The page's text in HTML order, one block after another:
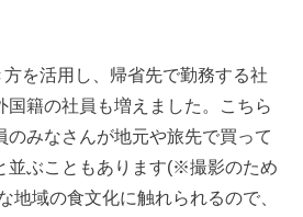
方を活用し、帰省先で勤務する社
国籍の社員も増えました。こちら
のみなさんが地元や旅先で買って
並ぶこともあります(※撮影のため
地域の食文化に触れられるので、